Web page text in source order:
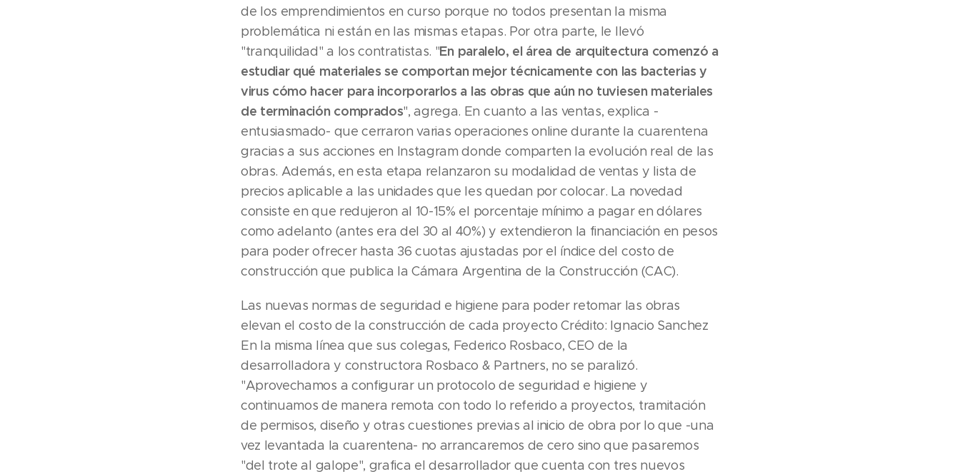
de los emprendimientos en curso porque no todos presentan la misma
problemática ni están en las mismas etapas. Por otra parte, le llevó
"tranquilidad" a los contratistas. "En paralelo, el área de arquitectura comenzó a
estudiar qué materiales se comportan mejor técnicamente con las bacterias y
virus cómo hacer para incorporarlos a las obras que aún no tuviesen materiales
de terminación comprados", agrega. En cuanto a las ventas, explica -
entusiasmado- que cerraron varias operaciones online durante la cuarentena
gracias a sus acciones en Instagram donde comparten la evolución real de las
obras. Además, en esta etapa relanzaron su modalidad de ventas y lista de
precios aplicable a las unidades que les quedan por colocar. La novedad
consiste en que redujeron al 10-15% el porcentaje mínimo a pagar en dólares
como adelanto (antes era del 30 al 40%) y extendieron la financiación en pesos
para poder ofrecer hasta 36 cuotas ajustadas por el índice del costo de
construcción que publica la Cámara Argentina de la Construcción (CAC).
Las nuevas normas de seguridad e higiene para poder retomar las obras
elevan el costo de la construcción de cada proyecto Crédito: Ignacio Sanchez
En la misma línea que sus colegas, Federico Rosbaco, CEO de la
desarrolladora y constructora Rosbaco & Partners, no se paralizó.
"Aprovechamos a configurar un protocolo de seguridad e higiene y
continuamos de manera remota con todo lo referido a proyectos, tramitación
de permisos, diseño y otras cuestiones previas al inicio de obra por lo que -una
vez levantada la cuarentena- no arrancaremos de cero sino que pasaremos
"del trote al galope", grafica el desarrollador que cuenta con tres nuevos